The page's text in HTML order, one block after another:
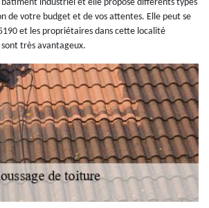
industriel et elle propose différents types
de votre budget et de vos attentes. Elle peut se
et les propriétaires dans cette localité
très avantageux.